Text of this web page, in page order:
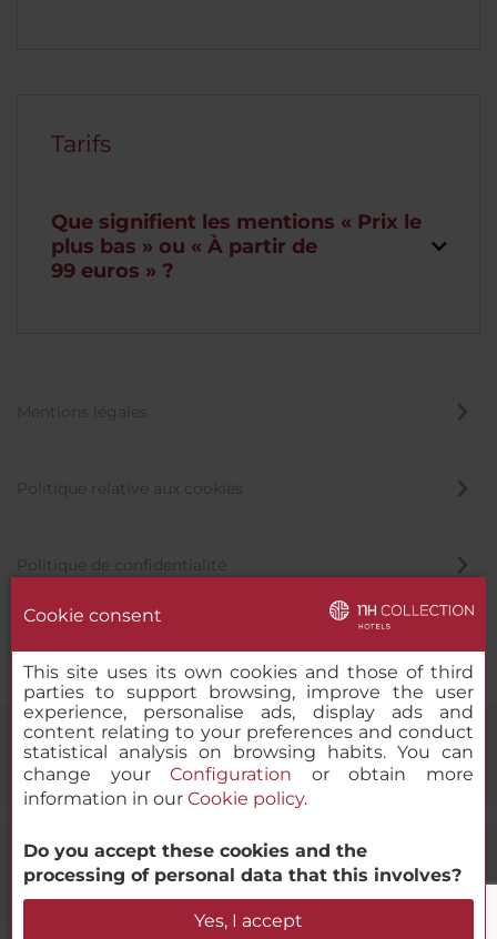
Tarifs
Que signifient les mentions « Prix le
plus bas » ou « À partir de
99 euros » ?
Mentions légales
Politique relative aux cookies
Politique de confidentialité
© 2000-2026 MINOR HOTELS EUROPE & AMERICAS Santa Engracia
120. 28003 Madrid, Espagne
Cookie consent
This site uses its own cookies and those of third
parties to support browsing, improve the user
experience, personalise ads, display ads and
content relating to your preferences and conduct
statistical analysis on browsing habits. You can
change yourConfiguration or obtain more
information in our Cookie policy.
Do you accept these cookies and the
processing of personal data that this involves?
Yes, I accept